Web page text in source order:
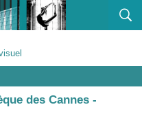
des Cannes -